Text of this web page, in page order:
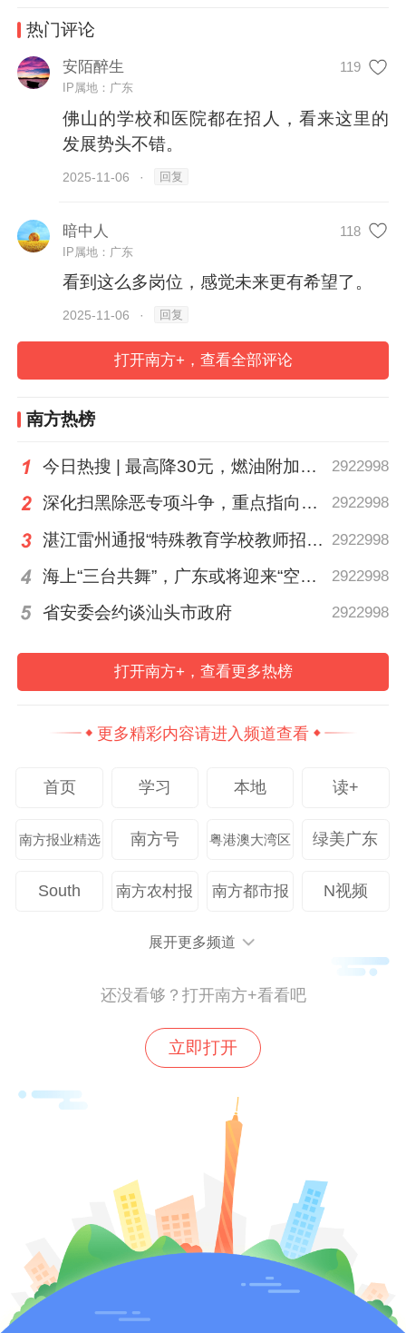
三、惠州市第一人民医院2025年公开招聘卫
生专业技术人员公告
招聘需求：公开招聘52名卫生专业技术人员
报名时间：2025年11月11日至2025年11月
四、惠州市第二人民医院2025年公开招聘卫
生专业技术人员公告
报名时间：2025年11月7日至11月18日
五、佛山市体育运动学校2025年公开招聘工
作人员公告
招聘需求：面向社会公开招聘理术科讲师2
名
11月19日17:00
六、佛山市华英学校2025年下半年公开招聘
专技十二级岗位；
（二）初中英语教师2名，事业编制，拟聘
（三）初中道德与法治教师1名，事业编
制，拟聘专技十二级岗位；
（四）初中地理教师1名，事业编制，拟聘
（五）初中体育与健康教师2名，事业编
制，拟聘专技十二级岗位；
（六）初中心理健康教师1名，事业编制，
拟聘专技十二级岗位。
热门评论
安陌醉生 119
IP属地：广东
佛山的学校和医院都在招人，看来这里的
发展势头不错。
2025-11-06 · 回复
暗中人 118
IP属地：广东
看到这么多岗位，感觉未来更有希望了。
2025-11-06 · 回复
打开南方+，查看全部评论
南方热榜
今日热搜 | 最高降30元，燃油附加费今起下调 2922998
深化扫黑除恶专项斗争，重点指向这些黑恶势力 2922998
湛江雷州通报“特殊教育学校教师招聘存在违规行为” 2922998
海上“三台共舞”，广东或将迎来“空调外机” | 天气早知道 2922998
省安委会约谈汕头市政府 2922998
打开南方+，查看更多热榜
更多精彩内容请进入频道查看
首页 学习 本地 读+
南方报业精选 南方号 粤港澳大湾区 绿美广东
South 南方农村报 南方都市报 N视频
展开更多频道
还没看够？打开南方+看看吧
立即打开